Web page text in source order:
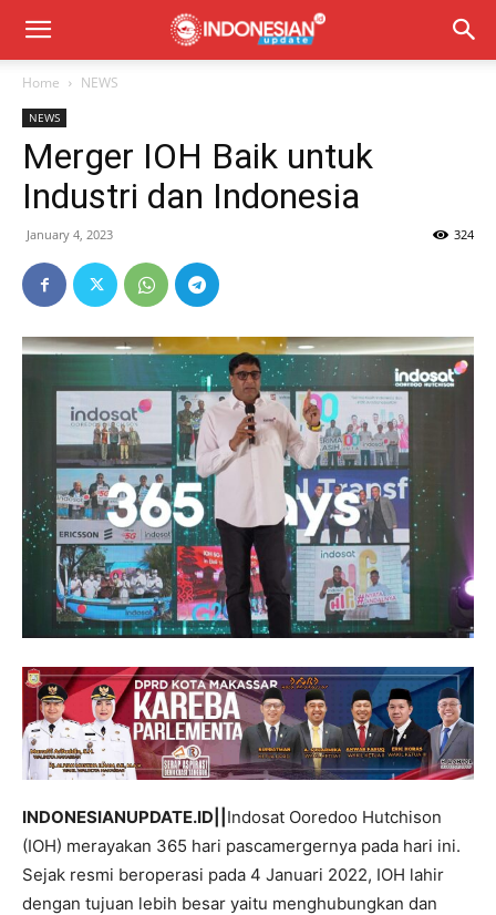
Home NEWS
NEWS
Merger IOH Baik untuk
Industri dan Indonesia
January 4, 2023 324
INDONESIANUPDATE.ID|| Indosat Ooredoo Hutchison
(IOH) merayakan 365 hari pascamergernya pada hari ini.
Sejak resmi beroperasi pada 4 Januari 2022, IOH lahir
dengan tujuan lebih besar yaitu menghubungkan dan